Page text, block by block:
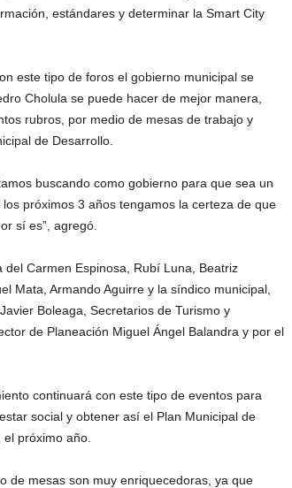
estándares y determinar la Smart City
este tipo de foros el gobierno municipal se
Cholula se puede hacer de mejor manera,
rubros, por medio de mesas de trabajo y
de Desarrollo.
buscando como gobierno para que sea un
próximos 3 años tengamos la certeza de que
sí es”, agregó.
Carmen Espinosa, Rubí Luna, Beatriz
Mata, Armando Aguirre y la síndico municipal,
Boleaga, Secretarios de Turismo y
de Planeación Miguel Ángel Balandra y por el
continuará con este tipo de eventos para
social y obtener así el Plan Municipal de
próximo año.
de mesas son muy enriquecedoras, ya que